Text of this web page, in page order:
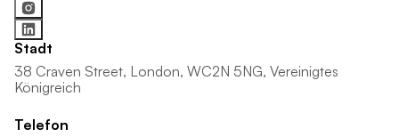
Stadt
38 Craven Street, London, WC2N 5NG, Vereinigtes
Königreich
Telefon